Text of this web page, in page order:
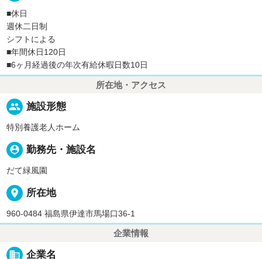
■休日
週休二日制
シフトによる
■年間休日120日
■6ヶ月経過後の年次有給休暇日数10日
所在地・アクセス
people 施設形態
特別養護老人ホーム
person_pin 勤務先・施設名
だて緑風園
place 所在地
960-0484 福島県伊達市馬場口36-1
企業情報
business 企業名